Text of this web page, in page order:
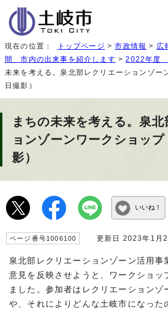
現在の位置： トップページ >市政情報 > 広
間 市内の出来事を紹介します >2022年度
未来を考える。泉北部レクリエーションゾー
日撮影）
まちの未来を考える。泉
ョンゾーンワークショッ
影）
いいね！
ページ番号1006100 更新日 2023年1月
泉北部レクリエーションゾーン活用事
意見を反映させようと、ワークショッ
ました。参加者はレクリエーションゾ
や、それによりどんな土岐市になった